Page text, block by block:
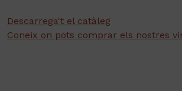
Descarrega't el catàleg
Coneix on pots comprar els nostres